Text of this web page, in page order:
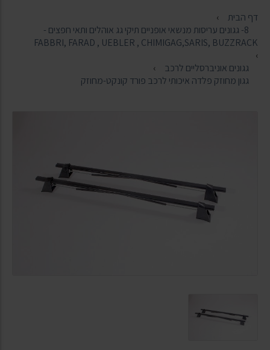
דף הבית
8- גגונים עריסות מנשאי אופניים תיקי גג אוהלים ותאי חפצים -
FABBRI, FARAD , UEBLER , CHIMIGAG,SARIS, BUZZRACK
גגונים אוניברסליים לרכב
גגון מחוזק פלדה איכותי לרכב פורד קונקט-מחוזק